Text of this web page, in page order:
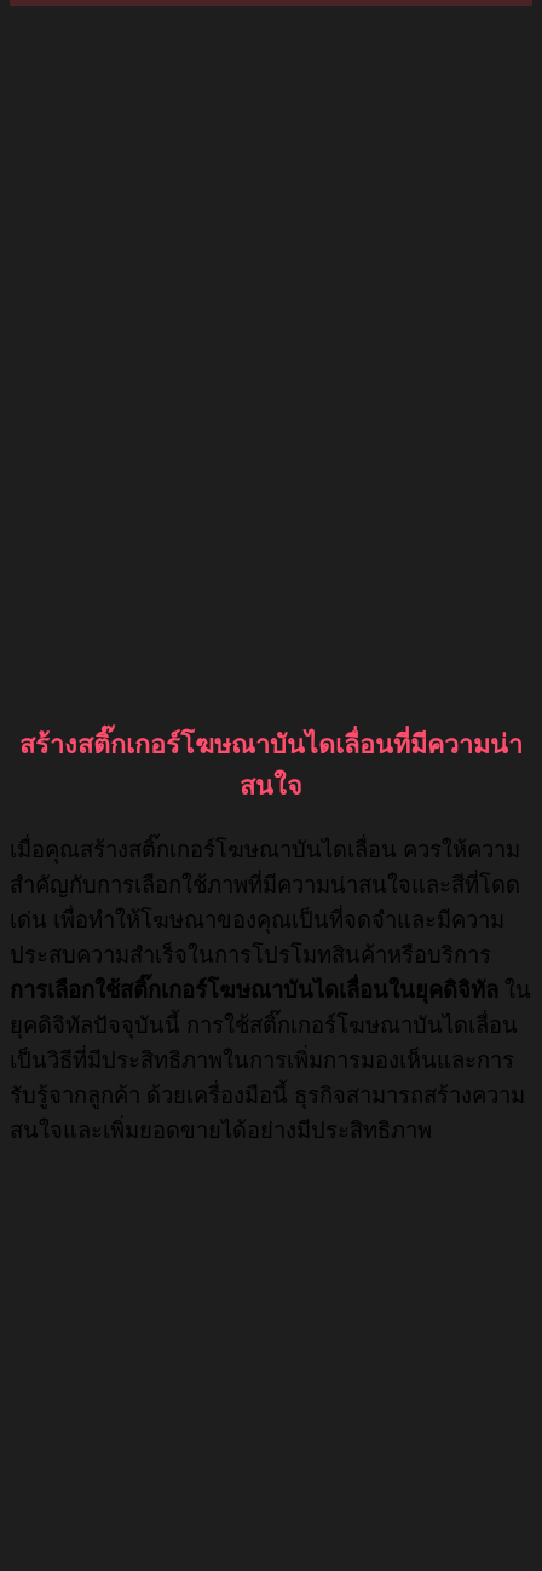
สร้างสติ๊กเกอร์โฆษณาบันไดเลื่อนที่มีความน่า
สนใจ
เมื่อคุณสร้างสติ๊กเกอร์โฆษณาบันไดเลื่อน ควรให้ความ
สำคัญกับการเลือกใช้ภาพที่มีความน่าสนใจและสีที่โดด
เด่น เพื่อทำให้โฆษณาของคุณเป็นที่จดจำและมีความ
ประสบความสำเร็จในการโปรโมทสินค้าหรือบริการ
การเลือกใช้สติ๊กเกอร์โฆษณาบันไดเลื่อนในยุคดิจิทัล ใน
ยุคดิจิทัลปัจจุบันนี้ การใช้สติ๊กเกอร์โฆษณาบันไดเลื่อน
เป็นวิธีที่มีประสิทธิภาพในการเพิ่มการมองเห็นและการ
รับรู้จากลูกค้า ด้วยเครื่องมือนี้ ธุรกิจสามารถสร้างความ
สนใจและเพิ่มยอดขายได้อย่างมีประสิทธิภาพ